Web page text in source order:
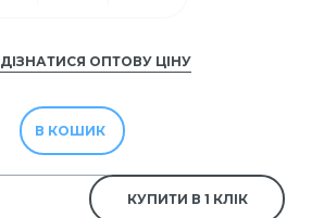
ДІЗНАТИСЯ ОПТОВУ ЦІНУ
В КОШИК
КУПИТИ В 1 КЛІК